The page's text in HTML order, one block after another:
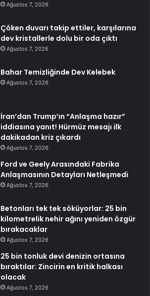
Ağustos 7, 2026
Çöken duvarı takip ettiler, karşılarına
dev kristallerle dolu bir oda çıktı
Ağustos 7, 2026
Bahar Temizliğinde Dev Kelebek
Ağustos 7, 2026
İran’dan Trump’ın “Anlaşma hazır”
iddiasına yanıt! Hürmüz mesajı ilk
dakikadan kriz çıkardı
Ağustos 7, 2026
Ford ve Geely Arasındaki Fabrika
Anlaşmasının Detayları Netleşmedi
Ağustos 7, 2026
Betonları tek tek söküyorlar: 25 bin
kilometrelik nehir ağını yeniden özgür
bırakacaklar
Ağustos 7, 2026
25 bin tonluk devi denizin ortasına
bıraktılar: Zincirin en kritik halkası
olacak
Ağustos 7, 2026